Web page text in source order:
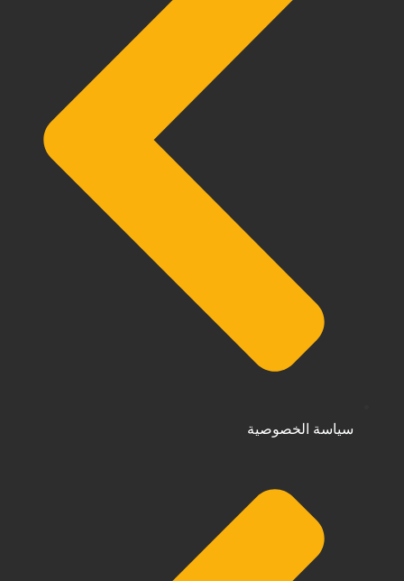
سياسة الخصوصية